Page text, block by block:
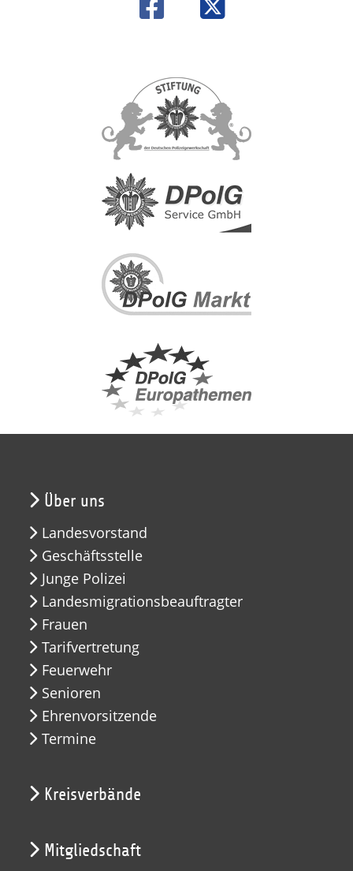
Über uns
Landesvorstand
Geschäftsstelle
Junge Polizei
Landesmigrationsbeauftragter
Frauen
Tarifvertretung
Feuerwehr
Senioren
Ehrenvorsitzende
Termine
Kreisverbände
Mitgliedschaft